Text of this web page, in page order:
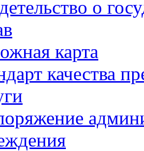
о
карта
качества